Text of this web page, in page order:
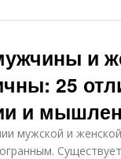
и
25
и
мужской и